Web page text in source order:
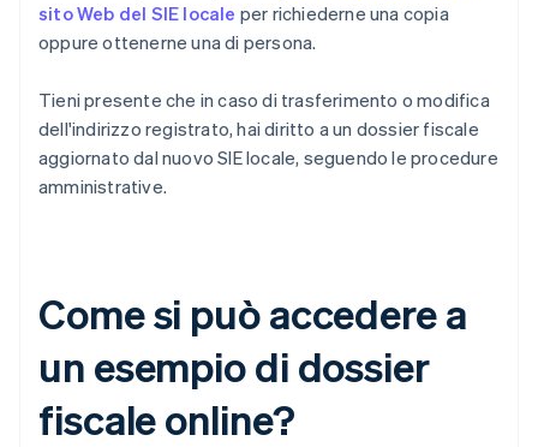
sito Web del SIE locale per richiederne una copia
oppure ottenerne una di persona.
Tieni presente che in caso di trasferimento o modifica
dell'indirizzo registrato, hai diritto a un dossier fiscale
aggiornato dal nuovo SIE locale, seguendo le procedure
amministrative.
Come si può accedere a
un esempio di dossier
fiscale online?